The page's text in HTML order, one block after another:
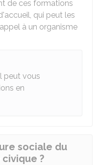
de ces formations
qui peut les
à un organisme
peut vous
en
sociale du
?